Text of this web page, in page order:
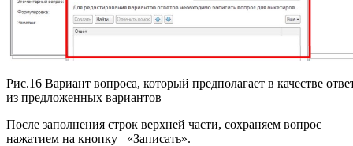
Рис.16 Вариант вопроса, который предполагает в качестве
из предложенных вариантов
После заполнения строк верхней части, сохраняем вопрос
нажатием на кнопку «Записать».